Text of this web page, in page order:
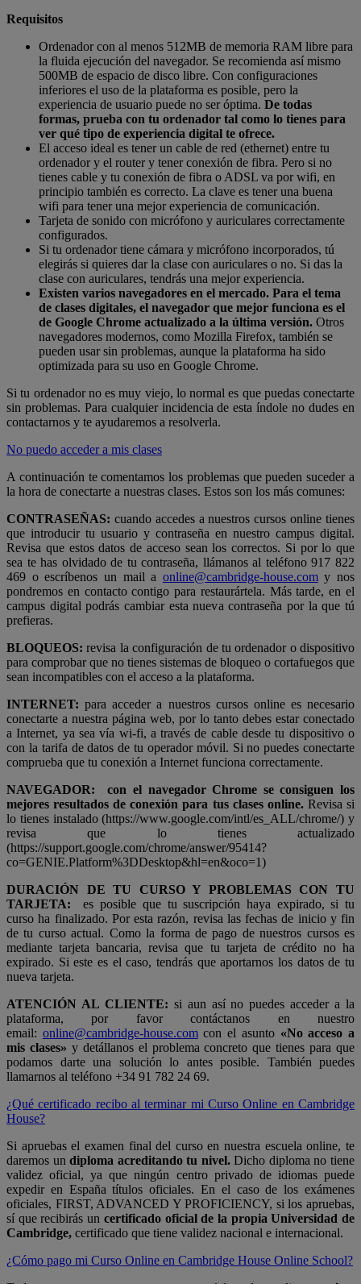
Requisitos
Ordenador con al menos 512MB de memoria RAM libre para
la fluida ejecución del navegador. Se recomienda así mismo
500MB de espacio de disco libre. Con configuraciones
inferiores el uso de la plataforma es posible, pero la
experiencia de usuario puede no ser óptima. De todas
formas, prueba con tu ordenador tal como lo tienes para
ver qué tipo de experiencia digital te ofrece.
El acceso ideal es tener un cable de red (ethernet) entre tu
ordenador y el router y tener conexión de fibra. Pero si no
tienes cable y tu conexión de fibra o ADSL va por wifi, en
principio también es correcto. La clave es tener una buena
wifi para tener una mejor experiencia de comunicación.
Tarjeta de sonido con micrófono y auriculares correctamente
configurados.
Si tu ordenador tiene cámara y micrófono incorporados, tú
elegirás si quieres dar la clase con auriculares o no. Si das la
clase con auriculares, tendrás una mejor experiencia.
Existen varios navegadores en el mercado. Para el tema
de clases digitales, el navegador que mejor funciona es el
de Google Chrome actualizado a la última versión. Otros
navegadores modernos, como Mozilla Firefox, también se
pueden usar sin problemas, aunque la plataforma ha sido
optimizada para su uso en Google Chrome.
Si tu ordenador no es muy viejo, lo normal es que puedas conectarte
sin problemas. Para cualquier incidencia de esta índole no dudes en
contactarnos y te ayudaremos a resolverla.
No puedo acceder a mis clases
A continuación te comentamos los problemas que pueden suceder a
la hora de conectarte a nuestras clases. Estos son los más comunes:
CONTRASEÑAS: cuando accedes a nuestros cursos online tienes
que introducir tu usuario y contraseña en nuestro campus digital.
Revisa que estos datos de acceso sean los correctos. Si por lo que
sea te has olvidado de tu contraseña, llámanos al teléfono 917 822
469 o escríbenos un mail a online@cambridge-house.comy nos
pondremos en contacto contigo para restaurártela. Más tarde, en el
campus digital podrás cambiar esta nueva contraseña por la que tú
prefieras.
BLOQUEOS: revisa la configuración de tu ordenador o dispositivo
para comprobar que no tienes sistemas de bloqueo o cortafuegos que
sean incompatibles con el acceso a la plataforma.
INTERNET: para acceder a nuestros cursos online es necesario
conectarte a nuestra página web, por lo tanto debes estar conectado
a Internet, ya sea vía wi-fi, a través de cable desde tu dispositivo o
con la tarifa de datos de tu operador móvil. Si no puedes conectarte
comprueba que tu conexión a Internet funciona correctamente.
NAVEGADOR:
con el navegador Chrome se consiguen los
mejores resultados de conexión para tus clases online.Revisa si
lo tienes instalado (https://www.google.com/intl/es_ALL/chrome/) y
revisa que lo tienes actualizado
(https://support.google.com/chrome/answer/95414?
co=GENIE.Platform%3DDesktop&hl=en&oco=1)
DURACIÓN DE TU CURSO Y PROBLEMAS CON TU
TARJETA: es posible que tu suscripción haya expirado, si tu
curso ha finalizado. Por esta razón, revisa las fechas de inicio y fin
de tu curso actual. Como la forma de pago de nuestros cursos es
mediante tarjeta bancaria, revisa que tu tarjeta de crédito no ha
expirado. Si este es el caso, tendrás que aportarnos los datos de tu
nueva tarjeta.
ATENCIÓN AL CLIENTE: si aun así no puedes acceder a la
plataforma, por favor contáctanos en nuestro
email: online@cambridge-house.comcon el asunto «No acceso a
mis clases» y detállanos el problema concreto que tienes para que
podamos darte una solución lo antes posible. También puedes
llamarnos al teléfono +34 91 782 24 69.
¿Qué certificado recibo al terminar mi Curso Online en Cambridge
House?
Si apruebas el examen final del curso en nuestra escuela online, te
daremos undiploma acreditando tu nivel.Dicho diploma no tiene
validez oficial, ya que ningún centro privado de idiomas puede
expedir en España títulos oficiales. En el caso de los exámenes
oficiales, FIRST, ADVANCED Y PROFICIENCY, si los apruebas,
sí que recibirás un certificado oficial de la propia Universidad de
Cambridge, certificado que tiene validez nacional e internacional.
¿Cómo pago mi Curso Online en Cambridge House Online School?